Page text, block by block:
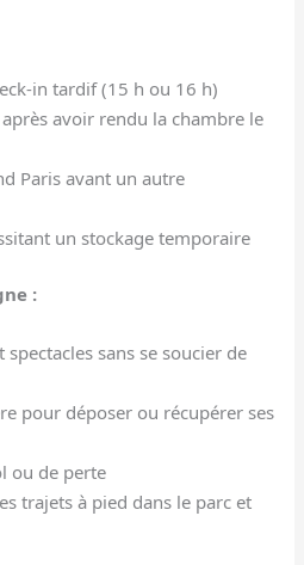
in tardif (15 h ou 16 h)
avoir rendu la chambre le
Paris avant un autre
un stockage temporaire
:
sans se soucier de
pour déposer ou récupérer ses
ou de perte
trajets à pied dans le parc et